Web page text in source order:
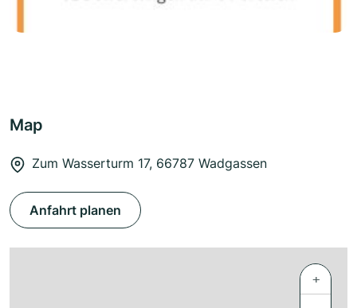
Map
Zum Wasserturm 17, 66787 Wadgassen
Anfahrt planen
+